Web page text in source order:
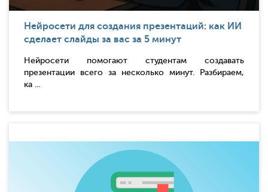
Нейросети для создания презентаций: как ИИ
сделает слайды за вас за 5 минут
Нейросети помогают студентам создавать
презентации всего за несколько минут. Разбираем,
ка ...